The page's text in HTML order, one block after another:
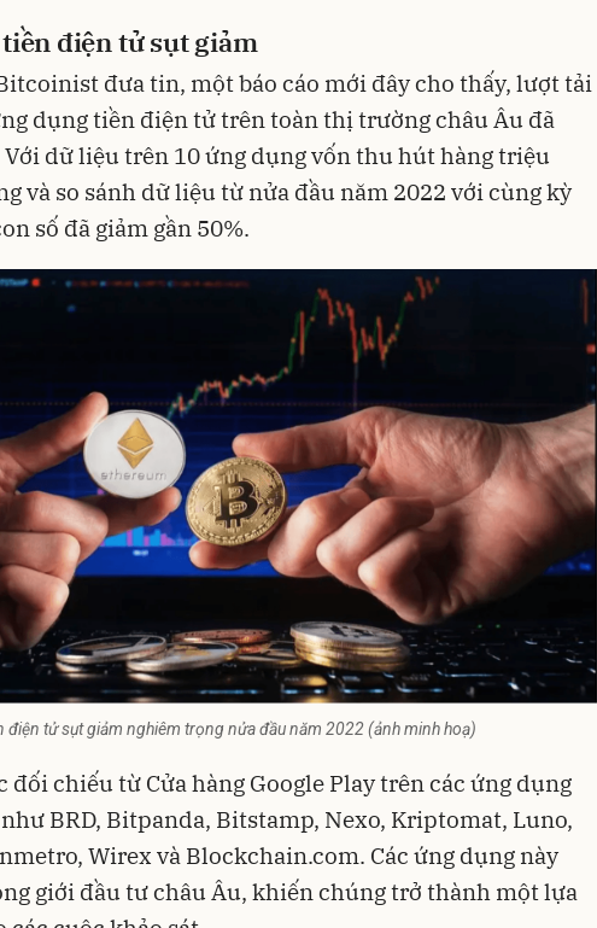
điện tử sụt giảm
đưa tin, một báo cáo mới đây cho thấy, lượt tải
dụngtiền điện tửtrên toàn thị trường châu Âu đã
dữ liệu trên 10 ứng dụng vốn thu hút hàng triệu
và so sánh dữ liệu từ nửa đầu năm 2022 với cùng kỳ
số đã giảm gần 50%.
điện tử sụt giảm nghiêm trọng nửa đầu năm 2022 (ảnh minh hoạ)
đối chiếu từ Cửa hàng Google Play trên các ứng dụng
BRD, Bitpanda, Bitstamp, Nexo, Kriptomat, Luno,
Wirex và Blockchain.com. Các ứng dụng này
giới đầu tư châu Âu, khiến chúng trở thành một lựa